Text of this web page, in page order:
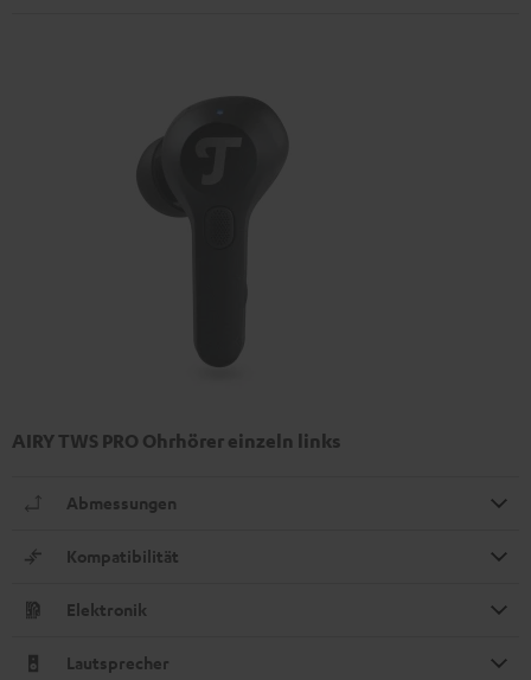
AIRY TWS PRO Ohrhörer einzeln links
Abmessungen
Kompatibilität
Elektronik
Lautsprecher